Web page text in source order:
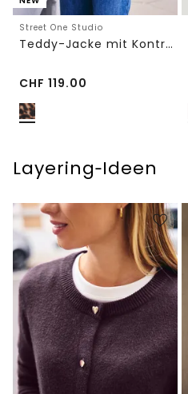
Street One Studio
Teddy-Jacke mit Kontrastdetail
CHF 119.00
Layering‑Ideen